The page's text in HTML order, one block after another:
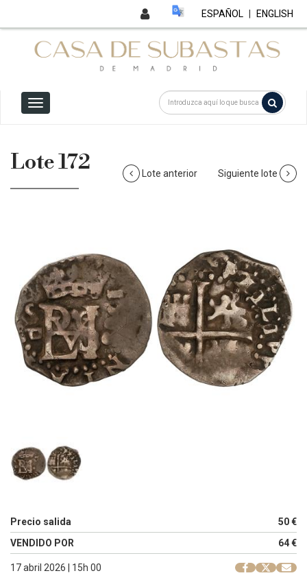
ESPAÑOL ENGLISH
Lote 172 Lote anterior Siguiente lote
Precio salida
50 €
VENDIDO POR
64 €
17 abril 2026 | 15h 00